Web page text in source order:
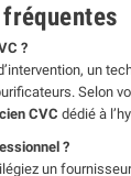
fréquentes
?
un
Selon
CVC dédié à
?
un